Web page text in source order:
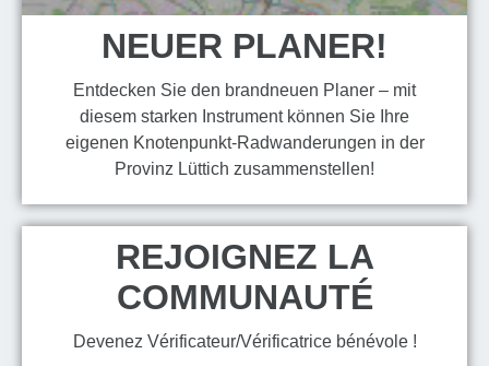
NEUER PLANER!
Entdecken Sie den brandneuen Planer – mit
diesem starken Instrument können Sie Ihre
eigenen Knotenpunkt-Radwanderungen in der
Provinz Lüttich zusammenstellen!
REJOIGNEZ LA
COMMUNAUTÉ
Devenez Vérificateur/Vérificatrice bénévole !